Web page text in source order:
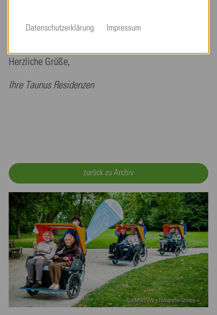
Herzliche Grüße,
Ihre Taunus Residenzen
zurück zu Archiv
Datenschutzerklärung Impressum